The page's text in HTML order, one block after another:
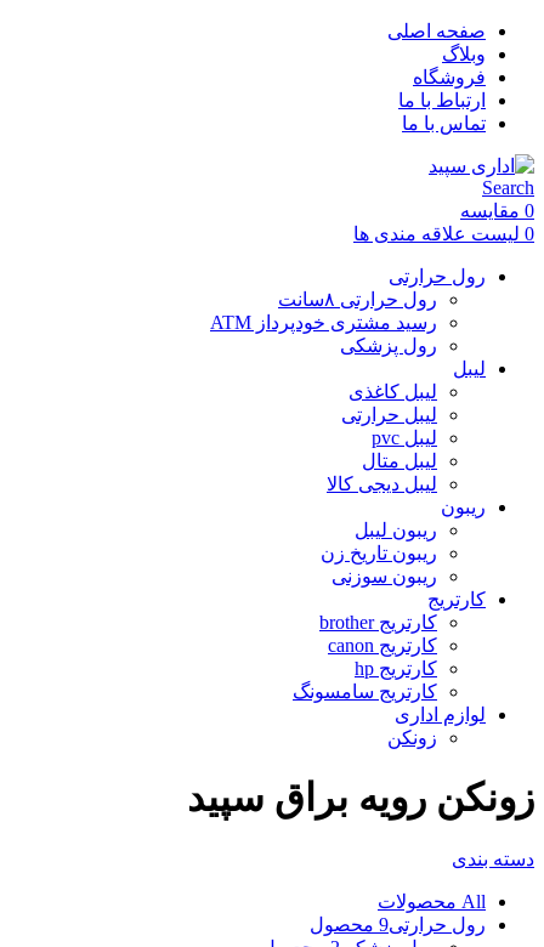
صفحه اصلی
وبلاگ
فروشگاه
ارتباط با ما
تماس با ما
Search
0 مقایسه
0 لیست علاقه مندی ها
رول حرارتی
رول حرارتی ۸سانت
رسید مشتری خودپرداز ATM
رول پزشکی
لیبل
لیبل کاغذی
لیبل حرارتی
لیبل pvc
لیبل متال
لیبل دیجی کالا
ریبون
ریبون لیبل
ریبون تاریخ زن
ریبون سوزنی
کارتریج
کارتریج brother
کارتریج canon
کارتریج hp
کارتریج سامسونگ
لوازم اداری
زونکن
زونکن رویه براق سپید
دسته بندی
All محصولات
رول حرارتی9 محصول